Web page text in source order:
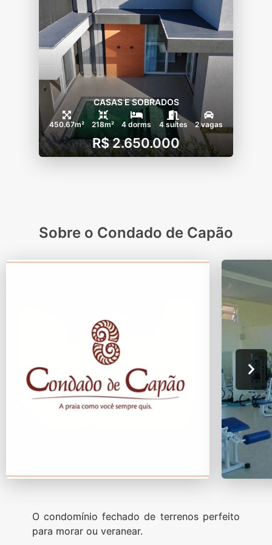
CASAS E SOBRADOS
450.67m² 218m² 4 dorms 4 suítes 2 vagas
R$ 2.650.000
Sobre o Condado de Capão
O condomínio fechado de terrenos perfeito
para morar ou veranear.